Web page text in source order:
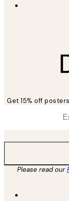
Get 15% off
Please read our